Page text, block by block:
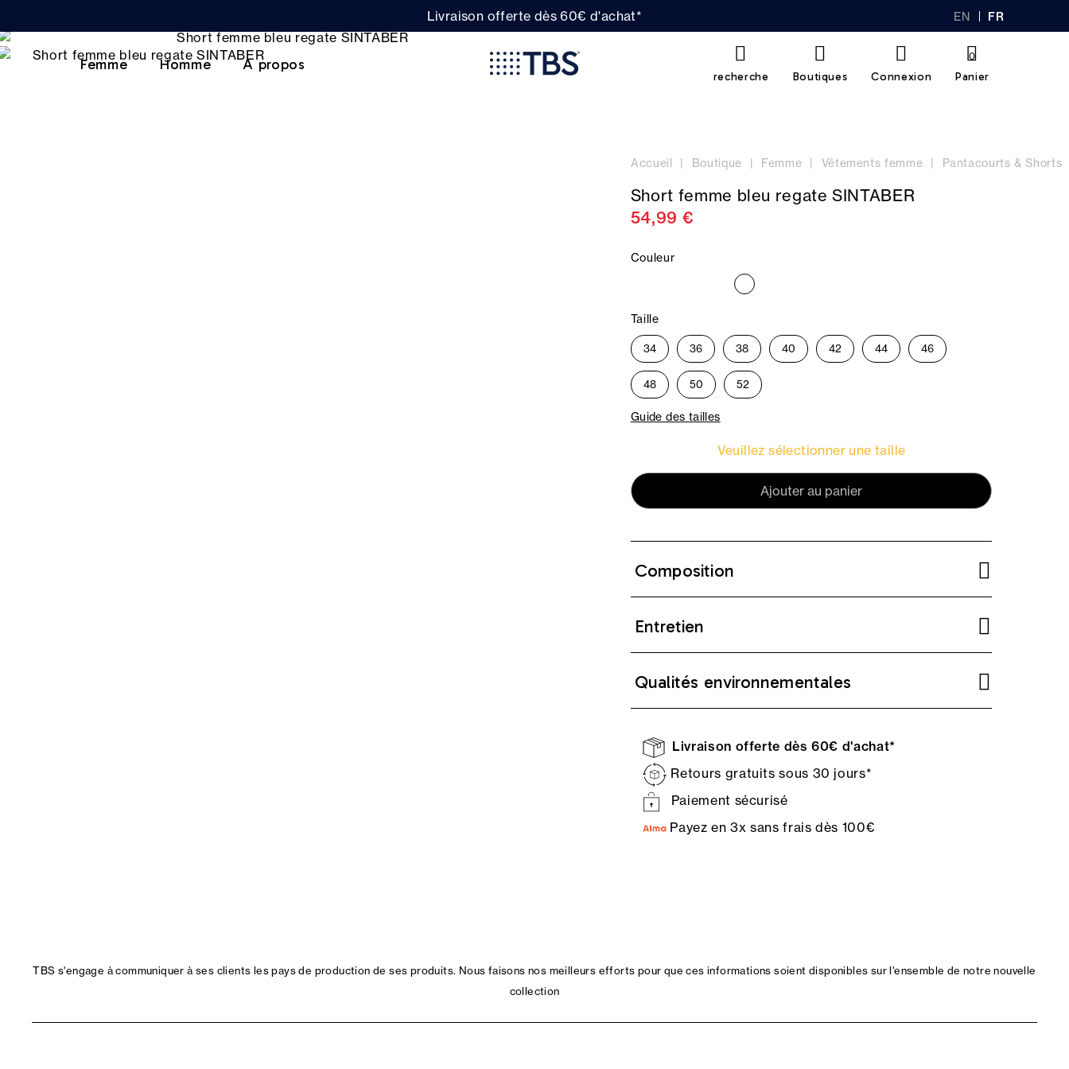
Livraison offerte dès 60€ d'achat* EN FR
Femme Homme A propos
recherche Boutiques Connexion Panier
0
Accueil Boutique Femme Vêtements femme Pantacourts & Shorts
Short femme bleu regate SINTABER
54,99 €
Couleur
Taille
34 36 38 40 42 44 46
48 50 52
Guide des tailles
Veuillez sélectionner une taille
Ajouter au panier
Composition
Entretien
Qualités environnementales
Livraison offerte dès 60€ d'achat*
Retours gratuits sous 30 jours*
Paiement sécurisé
Payez en 3x sans frais dès 100€
TBS s'engage à communiquer à ses clients les pays de production de ses produits. Nous faisons nos meilleurs efforts pour que ces informations soient disponibles sur l'ensemble de notre nouvelle
collection